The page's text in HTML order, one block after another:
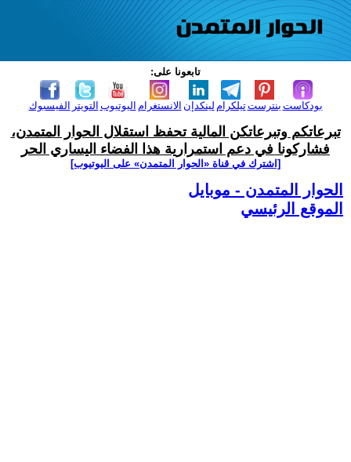
تابعونا على:
الفيسبوك التويتر اليوتيوب الانستغرام لينكدإن تيلكرامبنترست بودكاست
تبرعاتكم وتبرعاتكن المالية تحفظ استقلال الحوار المتمدن،
فشاركونا في دعم استمرارية هذا الفضاء اليساري الحر
[اشترك في قناة ‫«الحوار المتمدن» على اليوتيوب]
الحوار المتمدن - موبايل
الموقع الرئيسي